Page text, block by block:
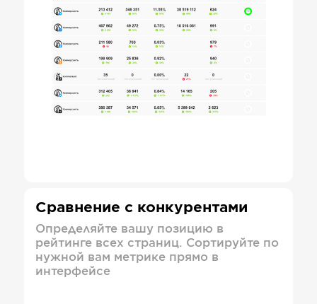
Сравнение с конкурентами
Определяйте вашу позицию в
рейтинге всех страниц. Сортируйте по
нужной вам метрике прямо в
интерфейсе